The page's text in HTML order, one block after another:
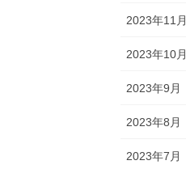
2023年11月
2023年10月
2023年9月
2023年8月
2023年7月